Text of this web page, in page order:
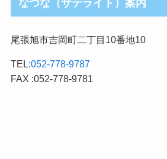
なづな（サテライト）案内
尾張旭市吉岡町二丁目10番地10
TEL:052-778-9787
FAX :052-778-9781